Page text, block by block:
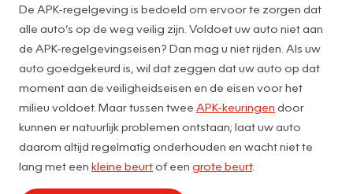
De APK-regelgeving is bedoeld om ervoor te zorgen dat
alle auto’s op de weg veilig zijn. Voldoet uw auto niet aan
de APK-regelgevingseisen? Dan mag u niet rijden. Als uw
auto goedgekeurd is, wil dat zeggen dat uw auto op dat
moment aan de veiligheidseisen en de eisen voor het
milieu voldoet. Maar tussen twee APK-keuringen door
kunnen er natuurlijk problemen ontstaan; laat uw auto
daarom altijd regelmatig onderhouden en wacht niet te
lang met een kleine beurtof een grote beurt.